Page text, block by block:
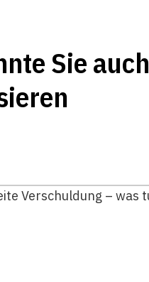
Sie auch